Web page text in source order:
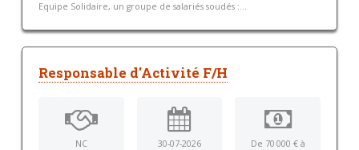
Equipe Solidaire, un groupe de salariés soudés :...
Responsable d'Activité F/H
NC 30-07-2026
De 70 000 € à